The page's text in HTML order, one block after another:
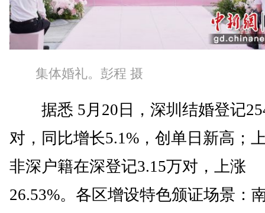
集体婚礼。彭程 摄
据悉 5月20日，深圳结婚登记
对，同比增长5.1%，创单日新高；
非深户籍在深登记3.15万对，上涨
26.53%。各区增设特色颁证场景：